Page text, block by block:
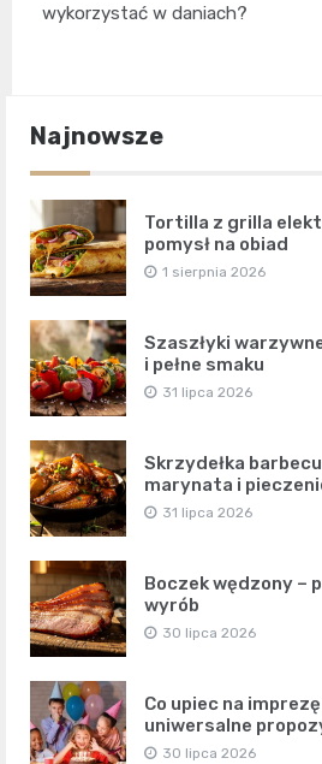
wykorzystać w daniach?
Najnowsze
Tortilla z grilla
pomysł na obiad
1 sierpnia 2026
Szaszłyki
i pełne smaku
31 lipca 2026
Skrzydełka
marynata i
31 lipca 2026
Boczek wędzony –
wyrób
30 lipca 2026
Co upiec na
uniwersalne
30 lipca 2026